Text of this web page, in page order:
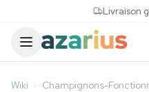
Livraison
Wiki · Champignons-